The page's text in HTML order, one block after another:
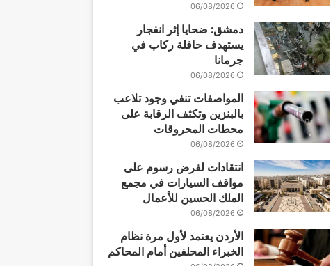
06/08/2026
دمشق: ضحايا إثر انفجار
يستهدف حافلة ركاب في
جرمانا
06/08/2026
المواصفات تنفي وجود تلاعب
بالبنزين وتكثف الرقابة على
محطات المحروقات
06/08/2026
انتقادات لفرض رسوم على
مواقف السيارات في مجمع
الملك الحسين للأعمال
06/08/2026
الأردن يعتمد لأول مرة نظام
الخبراء المحلفين أمام المحاكم